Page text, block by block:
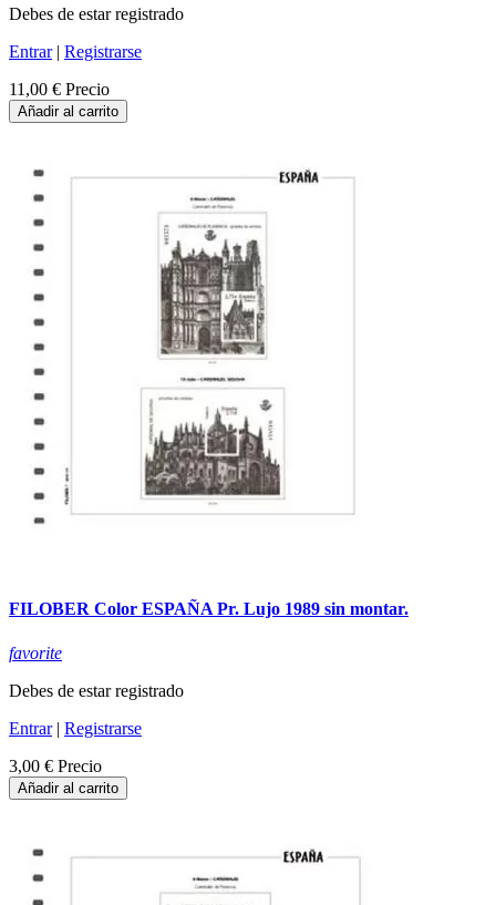
Debes de estar registrado
Entrar| Registrarse
11,00 € Precio
Añadir al carrito
FILOBER Color ESPAÑA Pr. Lujo 1989 sin montar.
favorite
Debes de estar registrado
Entrar| Registrarse
3,00 € Precio
Añadir al carrito